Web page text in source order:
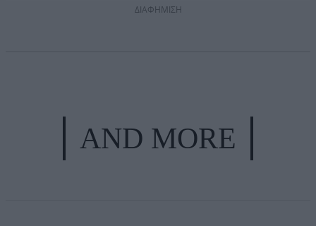
ΔΙΑΦΗΜΙΣΗ
AND MORE